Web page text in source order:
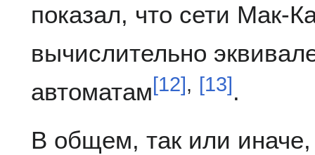
показал, что сети Мак-
вычислительно
автоматам[12], [13] .
В общем, так или иначе,